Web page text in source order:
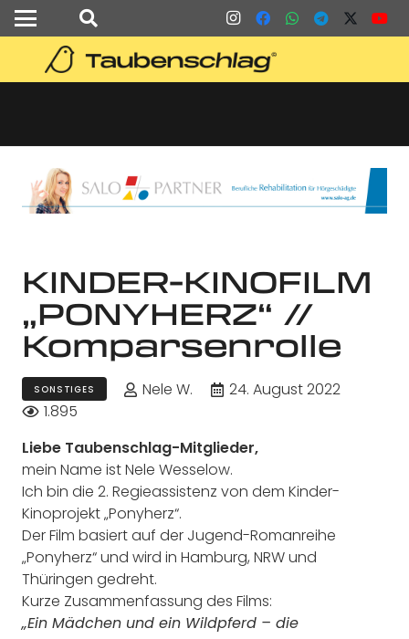
KINDER-KINOFILM
„PONYHERZ“ //
Komparsenrolle
SONSTIGES Nele W.
24. August 2022
1.895
Liebe Taubenschlag-Mitglieder,
mein Name ist Nele Wesselow.
Ich bin die 2. Regieassistenz von dem Kinder-
Kinoprojekt „Ponyherz“.
Der Film basiert auf der Jugend-Romanreihe
„Ponyherz“ und wird in Hamburg, NRW und
Thüringen gedreht.
Kurze Zusammenfassung des Films:
„Ein Mädchen und ein Wildpferd – die